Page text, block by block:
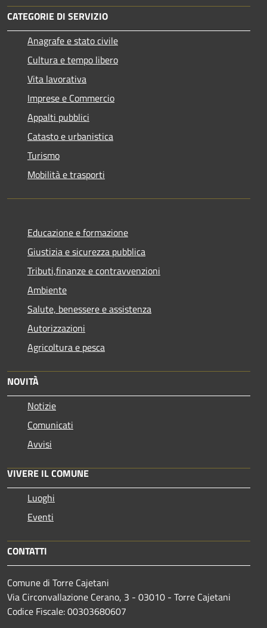
CATEGORIE DI SERVIZIO
Anagrafe e stato civile
Cultura e tempo libero
Vita lavorativa
Imprese e Commercio
Appalti pubblici
Catasto e urbanistica
Turismo
Mobilità e trasporti
Educazione e formazione
Giustizia e sicurezza pubblica
Tributi,finanze e contravvenzioni
Ambiente
Salute, benessere e assistenza
Autorizzazioni
Agricoltura e pesca
NOVITÀ
Notizie
Comunicati
Avvisi
VIVERE IL COMUNE
Luoghi
Eventi
CONTATTI
Comune di Torre Cajetani
Via Circonvallazione Cerano, 3 - 03010 - Torre Cajetani
Codice Fiscale: 00303680607